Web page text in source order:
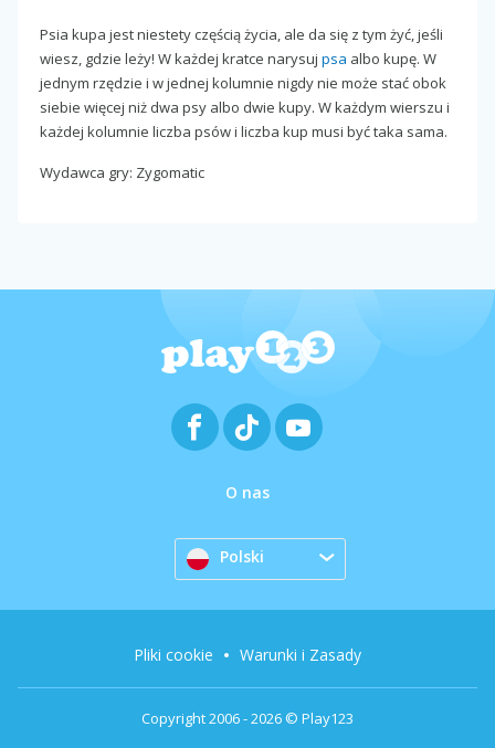
Psia kupa jest niestety częścią życia, ale da się z tym żyć, jeśli
wiesz, gdzie leży! W każdej kratce narysuj psa albo kupę. W
jednym rzędzie i w jednej kolumnie nigdy nie może stać obok
siebie więcej niż dwa psy albo dwie kupy. W każdym wierszu i
każdej kolumnie liczba psów i liczba kup musi być taka sama.
Wydawca gry: Zygomatic
O nas
Polski
Copyright 2006 - 2026 © Play123
Pliki cookie Warunki i Zasady